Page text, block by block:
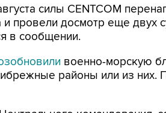
силы CENTCOM
провели досмотр еще двух
в сообщении.
военно-морскую
районы или из них.